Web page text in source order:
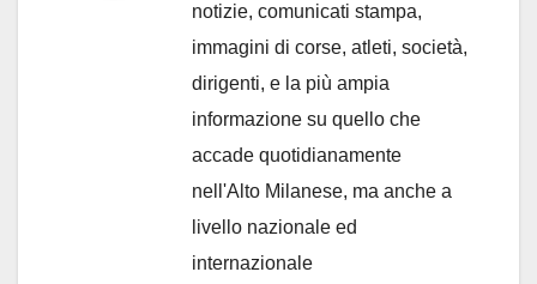
notizie, comunicati stampa,
immagini di corse, atleti, società,
dirigenti, e la più ampia
informazione su quello che
accade quotidianamente
nell'Alto Milanese, ma anche a
livello nazionale ed
internazionale